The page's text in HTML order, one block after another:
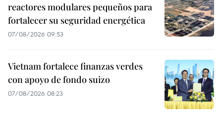
reactores modulares pequeños para
fortalecer su seguridad energética
07/08/2026 09:53
Vietnam fortalece finanzas verdes
con apoyo de fondo suizo
07/08/2026 08:23